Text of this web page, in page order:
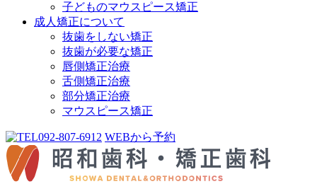
子どものマウスピース矯正
成人矯正について
抜歯をしない矯正
抜歯が必要な矯正
唇側矯正治療
舌側矯正治療
部分矯正治療
マウスピース矯正
092-807-6912 WEBから予約